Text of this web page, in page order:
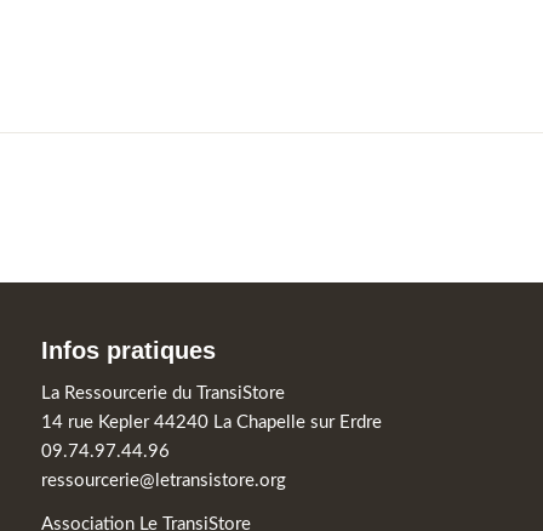
Infos pratiques
La Ressourcerie du TransiStore
14 rue Kepler 44240 La Chapelle sur Erdre
09.74.97.44.96
ressourcerie@letransistore.org
Association Le TransiStore